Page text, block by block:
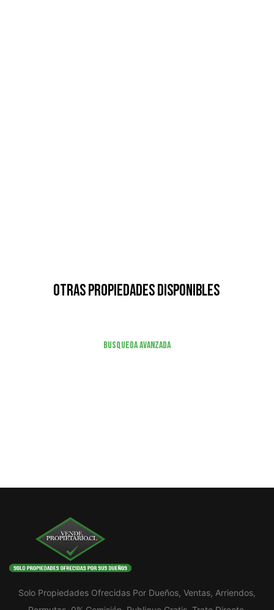
Otras Propiedades Disponibles
Busqueda Avanzada
Solo Propiedades Ofrecidas Por Dueños, Ventas, Arriendos,